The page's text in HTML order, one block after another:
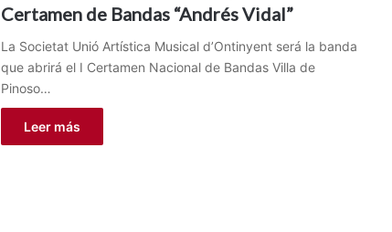
Certamen de Bandas “Andrés Vidal”
La Societat Unió Artística Musical d’Ontinyent será la banda
que abrirá el I Certamen Nacional de Bandas Villa de
Pinoso…
Leer más